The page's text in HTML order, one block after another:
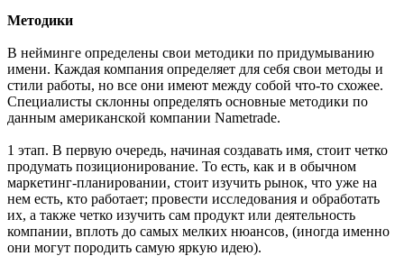
Методики
В нейминге определены свои методики по придумыванию
имени. Каждая компания определяет для себя свои методы и
стили работы, но все они имеют между собой что-то схожее.
Специалисты склонны определять основные методики по
данным американской компании Nametrade.
1 этап. В первую очередь, начиная создавать имя, стоит четко
продумать позиционирование. То есть, как и в обычном
маркетинг-планировании, стоит изучить рынок, что уже на
нем есть, кто работает; провести исследования и обработать
их, а также четко изучить сам продукт или деятельность
компании, вплоть до самых мелких нюансов, (иногда именно
они могут породить самую яркую идею).